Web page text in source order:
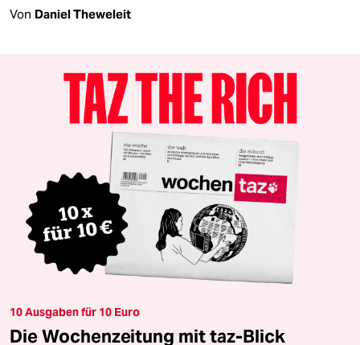
Von Daniel Theweleit
10 Ausgaben für 10 Euro
Die Wochenzeitung mit taz-Blick